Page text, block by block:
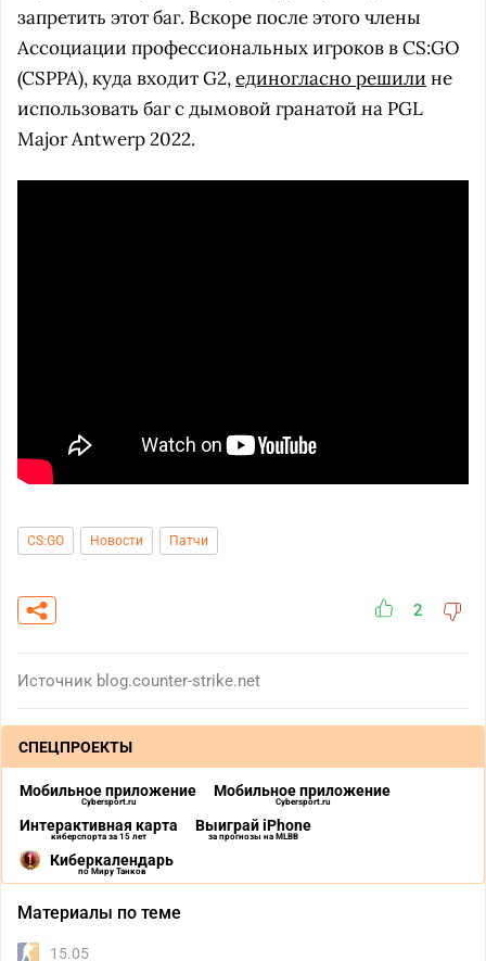
запретить этот баг. Вскоре после этого члены
Ассоциации профессиональных игроков в CS:GO
(CSPPA), куда входит G2,единогласно решили не
использовать баг с дымовой гранатой на PGL
Major Antwerp 2022.
CS:GO Новости Патчи
2
Источник blog.counter-strike.net
СПЕЦПРОЕКТЫ
Мобильное приложение
Cybersport.ru
Мобильное приложение
Cybersport.ru
Интерактивная карта
киберспорта за 15 лет
Выиграй iPhone
за прогнозы на MLBB
Киберкалендарь
по Миру Танков
Материалы по теме
15.05